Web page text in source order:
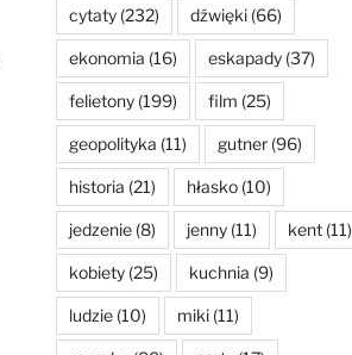
cytaty(232) dźwięki(66)
ekonomia (16) eskapady(37)
felietony(199) film (25)
geopolityka (11) gutner(96)
historia (21) hłasko(10)
jedzenie(8) jenny(11) kent(11)
kobiety(25) kuchnia (9)
ludzie(10) miki(11)